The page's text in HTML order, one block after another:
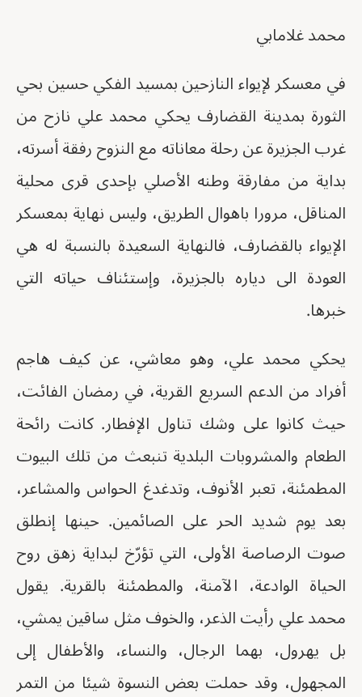
محمد غلامابي
في معسكر لإيواء النازحين بمسيد الفكي حسين بحي
الثورة بمدينة القضارف يحكي محمد علي نازح من
غرب الجزيرة عن رحلة معاناته مع النزوح رفقة أسرته،
بداية من مفارقة وطنه الأصلي بإحدى قرى محلية
المناقل، مرورا باهوال الطريق، وليس نهاية بمعسكر
الإيواء بالقضارف، فالنهاية السعيدة بالنسبة له هي
العودة الى دياره بالجزيرة، وإستئناف حياته التي
خبرها.
يحكي محمد علي، وهو معاشي، عن كيف هاجم
أفراد من الدعم السريع القرية، في رمضان الفائت،
حيث كانوا على وشك تناول الإفطار. كانت رائحة
الطعام والمشروبات البلدية تنبعث من تلك البيوت
المطمئنة، تعبر الأنوف، وتدغدغ الحواس والمشاعر،
بعد يوم شديد الحر على الصائمين. حينها إنطلق
صوت الرصاصة الأولى، التي تؤرّخ لبداية زهق روح
الحياة الوادعة، الآمنة، والمطمئنة بالقرية. يقول
محمد علي رأيت الذعر، والخوف مثل ساقين يمشي،
بل يهرول، بهما الرجال، والنساء، والأطفال إلى
المجهول، وقد حملت بعض النسوة شيئا من التمر